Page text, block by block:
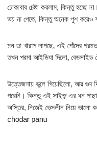
ঢোকাবার চেষ্টা করলাম, কিন্তু হচ্ছে
ভয় না পেতে, কিন্তু অনেক পুশ করেও
মন তা খারাপ লাগছে, এই পোঁদের
তখন পরমা আইডিযা দিলো, বেডসাইড
উত্তেজনায় ভুলে গিয়েছিলো, আর গুদ
পরেনি। কিন্তু এই সাইজ় এর ধন
অস্তির, নিজেই ভেসলীন নিয়ে
chodar panu